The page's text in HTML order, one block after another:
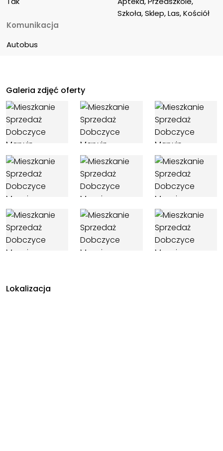
Szkoła, Sklep, Las, Kościół
Komunikacja
Autobus
Galeria zdjęć oferty
Lokalizacja